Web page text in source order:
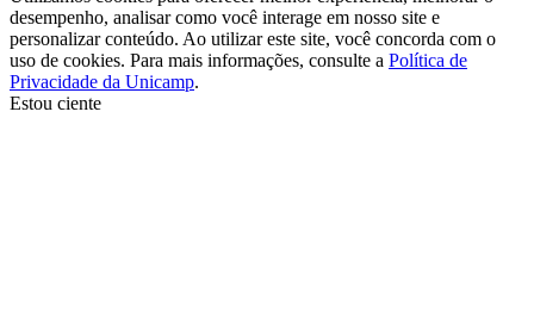
desempenho, analisar como você interage em nosso site e
personalizar conteúdo. Ao utilizar este site, você concorda com o
uso de cookies. Para mais informações, consulte a Política de
Privacidade da Unicamp.
Estou ciente